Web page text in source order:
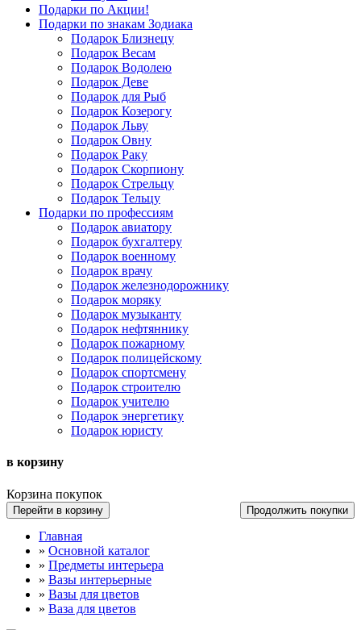
Подарки по Акции!
Подарки по знакам Зодиака
Подарок Близнецу
Подарок Весам
Подарок Водолею
Подарок Деве
Подарок для Рыб
Подарок Козерогу
Подарок Льву
Подарок Овну
Подарок Раку
Подарок Скорпиону
Подарок Стрельцу
Подарок Тельцу
Подарки по профессиям
Подарок авиатору
Подарок бухгалтеру
Подарок военному
Подарок врачу
Подарок железнодорожнику
Подарок моряку
Подарок музыканту
Подарок нефтяннику
Подарок пожарному
Подарок полицейскому
Подарок спортсмену
Подарок строителю
Подарок учителю
Подарок энергетику
Подарок юристу
в корзину
Корзина покупок
Перейти в корзину Продолжить покупки
Главная
» Основной каталог
» Предметы интерьера
» Вазы интерьерные
» Вазы для цветов
» Ваза для цветов